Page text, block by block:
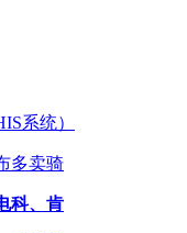
系统）
多卖骑
科、肯